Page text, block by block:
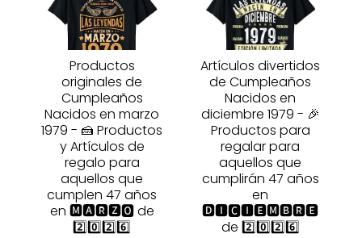
Productos
originales de
Cumpleaños
Nacidos en marzo
1979 - 🍰 Productos
y Artículos de
regalo para
aquellos que
cumplen 47 años
en 🅼🅰🆁🆉🅾 de
2️⃣0️⃣2️⃣6️⃣
Artículos divertidos
de Cumpleaños
Nacidos en
diciembre 1979 - 🎉
Productos para
regalar para
aquellos que
cumplirán 47 años
en
🅳🅸🅲🅸🅴🅼🅱🆁🅴
de 2️⃣0️⃣2️⃣6️⃣